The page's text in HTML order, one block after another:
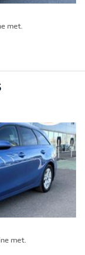
met.
met.